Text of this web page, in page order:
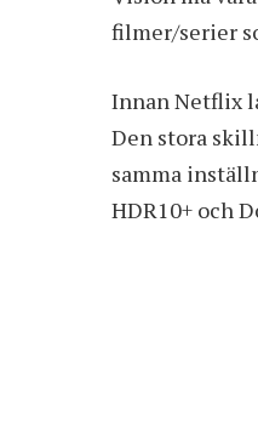
filmer/serier
Innan Netflix
Den stora
samma
HDR10+ och